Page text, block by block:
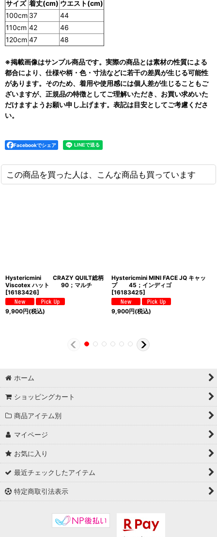
サイズ 着丈(cm) ウエスト(cm)
100cm 37
44
110cm 42
46
120cm 47 48
※掲載画像はサンプル商品です。実際の商品とは素材の性質による
都合により、仕様や柄・色・寸法などに若干の差異が生じる可能性
があります。そのため、着用や使用感には個人差が生じることもご
ざいますが、正規品の特徴としてご理解いただき、お買い求めいた
だけますようお願い申し上げます。表記は目安としてご考慮くださ
い。
Facebookでシェア
この商品を買った人は、こんな商品も買っています
Hystericmini CRAZY QUILT総柄
Viscotex ハット 90；マルチ
[16183426]
9,900円(税込)
Hystericmini MINI FACE JQ キャッ
プ 45；インディゴ
[16183425]
9,900円(税込)
ホーム
ショッピングカート
商品アイテム別
マイページ
お気に入り
最近チェックしたアイテム
特定商取引法表示